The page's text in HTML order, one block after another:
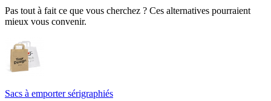
Des centaines d'entreprises de
sacs - Faites partie de l'aventure ! 🏆
d'un large éventail d'établissements de restauration rapide, de
Pas tout à fait ce que vous cherchez ? Ces alternatives pourraient
mieux vous convenir.
Sacs à emporter sérigraphiés